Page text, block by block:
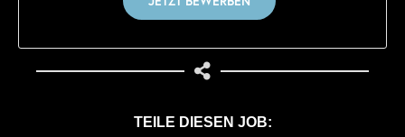
TEILE DIESEN JOB: